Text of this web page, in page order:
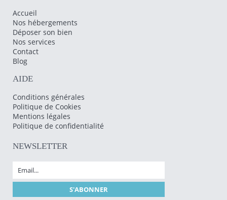
Accueil
Nos hébergements
Déposer son bien
Nos services
Contact
Blog
AIDE
Conditions générales
Politique de Cookies
Mentions légales
Politique de confidentialité
NEWSLETTER